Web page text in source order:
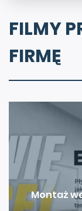
FILMY
FIRMĘ
Montaż